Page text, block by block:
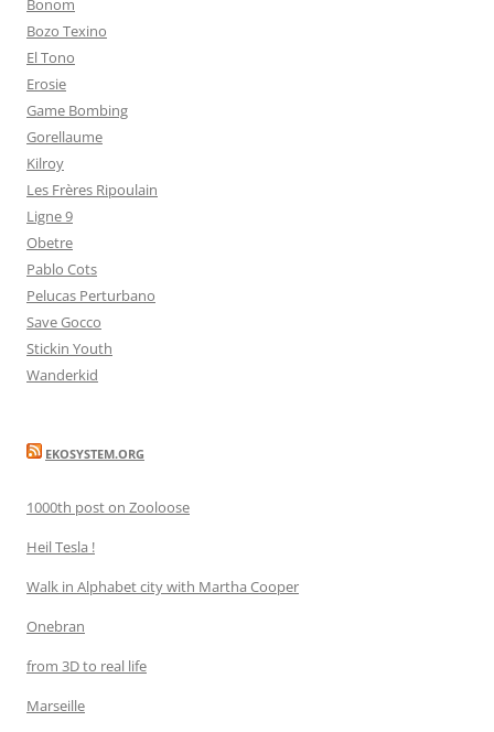
Bonom
Bozo Texino
El Tono
Erosie
Game Bombing
Gorellaume
Kilroy
Les Frères Ripoulain
Ligne 9
Obetre
Pablo Cots
Pelucas Perturbano
Save Gocco
Stickin Youth
Wanderkid
EKOSYSTEM.ORG
1000th post on Zooloose
Heil Tesla !
Walk in Alphabet city with Martha Cooper
Onebran
from 3D to real life
Marseille